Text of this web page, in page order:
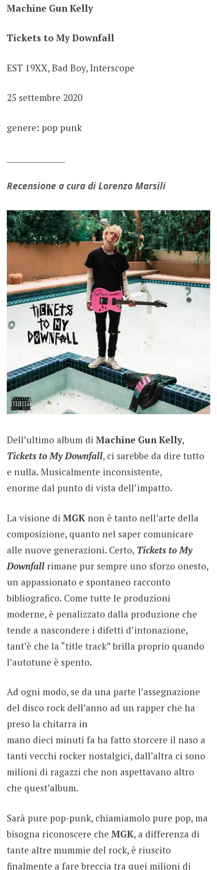
Machine Gun Kelly
Tickets to My Downfall
EST 19XX, Bad Boy, Interscope
25 settembre 2020
genere: pop punk
Recensione a cura di Lorenzo Marsili
Dell’ultimo album di Machine Gun Kelly,
Tickets to My Downfall, ci sarebbe da dire tutto
e nulla. Musicalmente inconsistente,
enorme dal punto di vista dell’impatto.
La visione di MGK non è tanto nell’arte della
composizione, quanto nel saper comunicare
alle nuove generazioni. Certo, Tickets to My
Downfallrimane pur sempre uno sforzo onesto,
un appassionato e spontaneo racconto
bibliografico. Come tutte le produzioni
moderne, è penalizzato dalla produzione che
tende a nascondere i difetti d’intonazione,
tant’è che la “title track” brilla proprio quando
l’autotune è spento.
Ad ogni modo, se da una parte l’assegnazione
del disco rock dell’anno ad un rapper che ha
preso la chitarra in
mano dieci minuti fa ha fatto storcere il naso a
tanti vecchi rocker nostalgici, dall’altra ci sono
milioni di ragazzi che non aspettavano altro
che quest’album.
Sarà pure pop-punk, chiamiamolo pure pop, ma
bisogna riconoscere che MGK, a differenza di
tante altre mummie del rock, è riuscito
finalmente a fare breccia tra quei milioni di